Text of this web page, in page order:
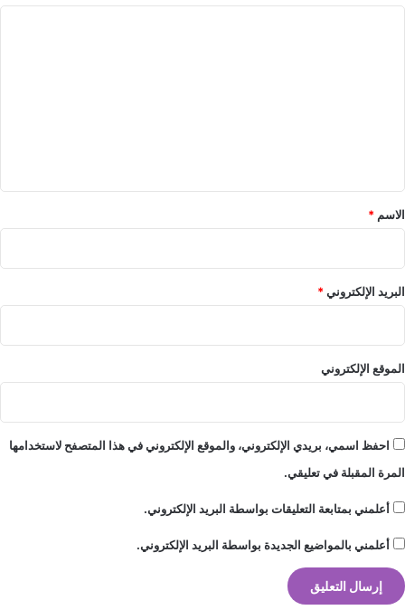
د
*
الاسم *
البريد الإلكتروني*
الموقع الإلكتروني
احفظ اسمي، بريدي الإلكتروني، والموقع الإلكتروني في هذا المتصفح لاستخدامها
المرة المقبلة في تعليقي.
أعلمني بمتابعة التعليقات بواسطة البريد الإلكتروني.
أعلمني بالمواضيع الجديدة بواسطة البريد الإلكتروني.